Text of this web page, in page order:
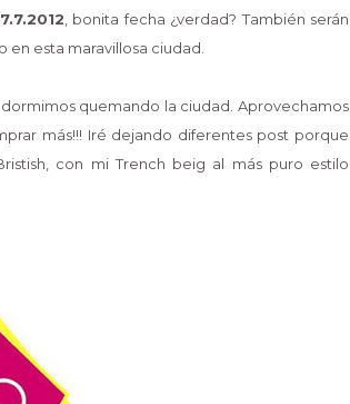
, bonita fecha ¿verdad? También serán
esta maravillosa ciudad.
quemando la ciudad. Aprovechamos
más!!! Iré dejando diferentes post porque
con mi Trench beig al más puro estilo